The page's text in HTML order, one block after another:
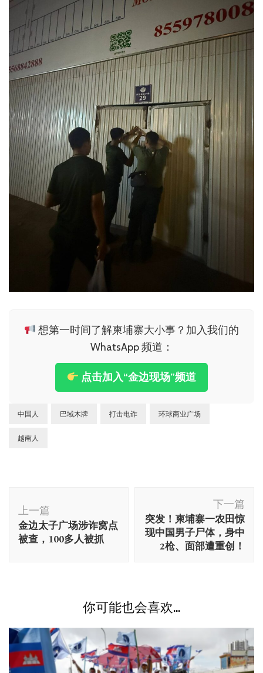
想第一时间了解柬埔寨大小事？加入我们的
WhatsApp 频道：
点击加入“金边现场”频道
中国人 巴域木牌 打击电诈 环球商业广场
越南人
文
导
航
上一篇
金边太子广场涉诈窝点
被查，100多人被抓
下一篇
突发！柬埔寨一农田惊
现中国男子尸体，身中
2枪、面部遭重创！
你可能也会喜欢...